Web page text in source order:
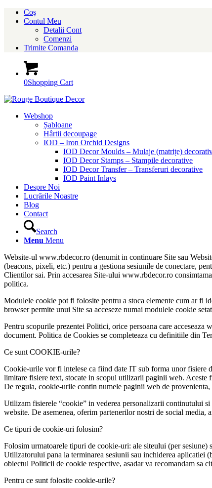
Coş
Contul Meu
Detalii Cont
Comenzi
Trimite Comanda
0Shopping Cart
Webshop
Șabloane
Hârtii decoupage
IOD – Iron Orchid Designs
IOD Decor Moulds – Mulaje (matrițe)
IOD Decor Stamps – Stampile decorative
IOD Decor Transfer – Transferuri decorative
IOD Paint Inlays
Despre Noi
Lucrările Noastre
Blog
Contact
Search
Menu Menu
Website-ul www.rbdecor.ro (denumit in continuare Site sau
(beacons, pixeli, etc.) pentru a gestiona sesiunile de conectare,
Clientilor sai. Prin accesarea Site-ului www.rbdecor.ro
politica.
Modulele cookie pot fi folosite pentru a stoca elemente cum ar fi
browser permite unui Site sa acceseze numai modulele cookie
Pentru scopurile prezentei Politici, orice persoana care
document. Politica de Cookies se completeaza cu definitiile din
Ce sunt COOKIE-urile?
Cookie-urile vor fi intelese ca fiind date IT sub forma unor fisiere
limitare fisiere text, stocate in scopul utilizarii paginii web.
De regula, cookie-urile contin numele paginii web de
Utilizam fisierele “cookie” in vederea personalizarii continutului
website. De asemenea, oferim partenerilor nostri de social
Ce tipuri de cookie-uri folosim?
Folosim urmatoarele tipuri de cookie-uri: ale siteului (per
Utilizatorului pana la terminarea sesiunii sau inchiderea
obiectul Politicii de cookie respective, asadar va recomandam sa
Pentru ce sunt folosite cookie-urile?